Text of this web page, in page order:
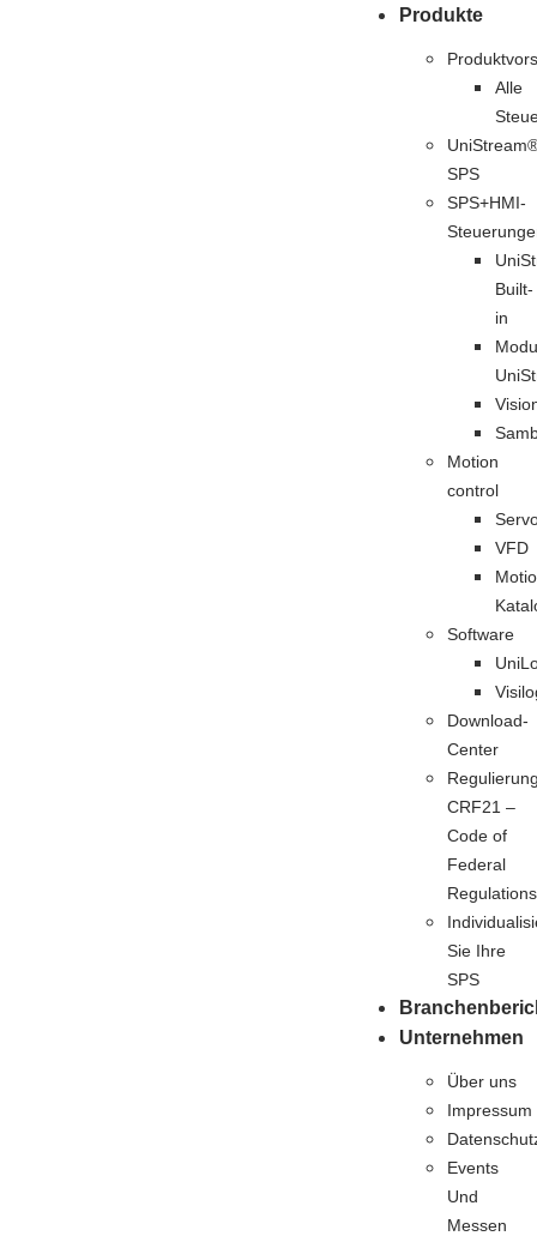
Produkte
Alle
SPS
SPS+HMI-
Built-
in
Motion
control
VFD
Software
Download-
Center
CRF21 –
Code of
Federal
Regulations
Sie Ihre
SPS
Unternehmen
Über uns
Impressum
Events
Und
Messen